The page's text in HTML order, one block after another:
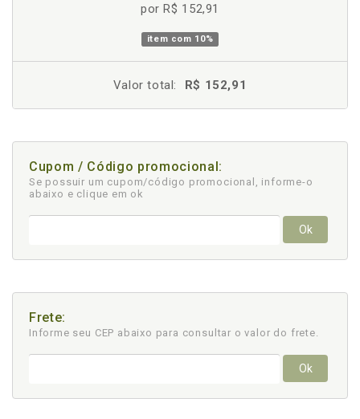
por R$ 152,91
item com 10%
Valor total: R$ 152,91
Cupom / Código promocional:
Se possuir um cupom/código promocional, informe-o
abaixo e clique em ok
Ok
Frete:
Informe seu CEP abaixo para consultar o valor do frete.
Ok